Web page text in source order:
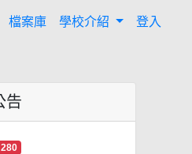
檔案庫 學校介紹 登入
告
280